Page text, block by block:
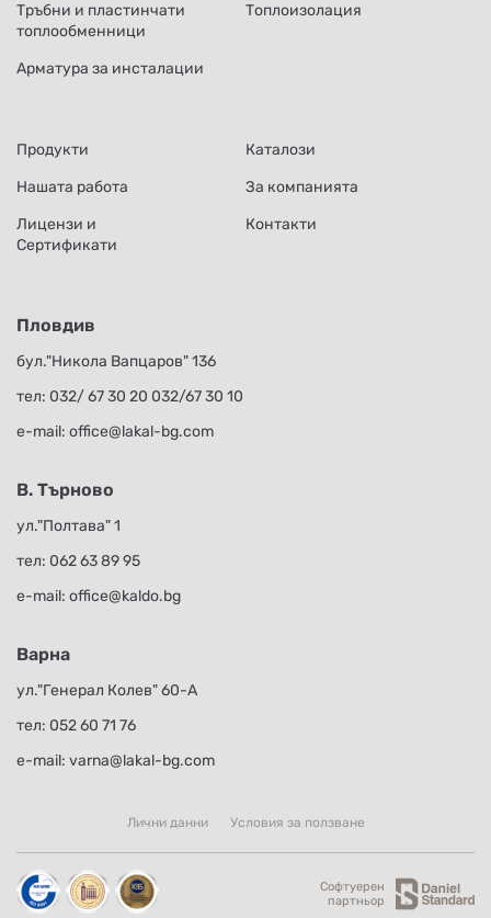
Тръбни и пластинчати
топлообменници
Топлоизолация
Арматура за инсталации
Продукти
Каталози
Нашата работа
За компанията
Лицензи и
Сертификати
Контакти
Пловдив
бул."Никола Вапцаров" 136
тел: 032/ 67 30 20 032/67 30 10
е-mail: office@lakal-bg.com
В. Търново
ул."Полтава" 1
тел: 062 63 89 95
е-mail: office@kaldo.bg
Варна
ул."Генерал Колев" 60-А
тел: 052 60 71 76
е-mail: varna@lakal-bg.com
Лични данни Условия за ползване
Софтуерен
партньор